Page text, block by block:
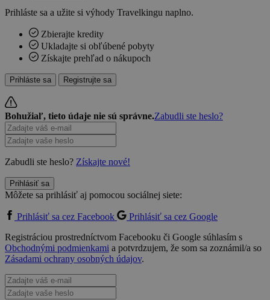
Prihláste sa a užite si výhody Travelkingu naplno.
Zbierajte kredity
Ukladajte si obľúbené pobyty
Získajte prehľad o nákupoch
Prihláste sa Registrujte sa
Bohužiaľ, tieto údaje nie sú správne.Zabudli ste heslo?
Zabudli ste heslo? Získajte nové!
Prihlásiť sa
Môžete sa prihlásiť aj pomocou sociálnej siete:
Prihlásiť sa cez Facebook
Prihlásiť sa cez Google
Registráciou prostredníctvom Facebooku či Google súhlasím s
Obchodnými podmienkami a potvrdzujem, že som sa zoznámil/a so
Zásadami ochrany osobných údajov.